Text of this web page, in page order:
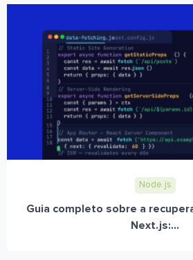
Node.js
Guia completo sobre a
Next.js:...